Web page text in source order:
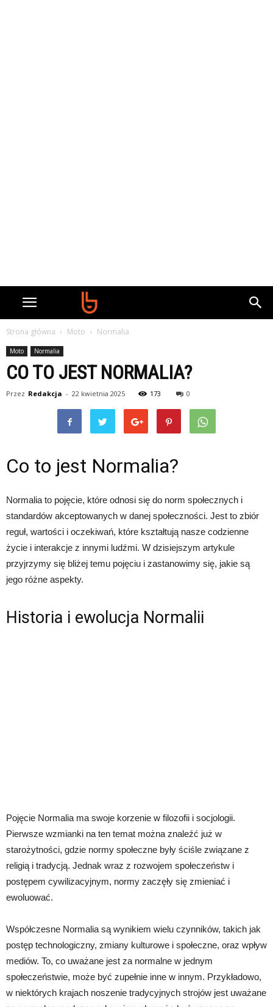
Strona główna Moto Normalia
Moto Normalia
CO TO JEST NORMALIA?
Przez Redakcja - 22 kwietnia 2025 173 0
Co to jest Normalia?
Normalia to pojęcie, które odnosi się do norm społecznych i
standardów akceptowanych w danej społeczności. Jest to zbiór
reguł, wartości i oczekiwań, które kształtują nasze codzienne
życie i interakcje z innymi ludźmi. W dzisiejszym artykule
przyjrzymy się bliżej temu pojęciu i zastanowimy się, jakie są
jego różne aspekty.
Historia i ewolucja Normalii
Pojęcie Normalia ma swoje korzenie w filozofii i socjologii.
Pierwsze wzmianki na ten temat można znaleźć już w
starożytności, gdzie normy społeczne były ściśle związane z
religią i tradycją. Jednak wraz z rozwojem społeczeństw i
postępem cywilizacyjnym, normy zaczęły się zmieniać i
ewoluować.
Współczesne Normalia są wynikiem wielu czynników, takich jak
postęp technologiczny, zmiany kulturowe i społeczne, oraz wpływ
mediów. To, co uważane jest za normalne w jednym
społeczeństwie, może być zupełnie inne w innym. Przykładowo,
w niektórych krajach noszenie tradycyjnych strojów jest uważane